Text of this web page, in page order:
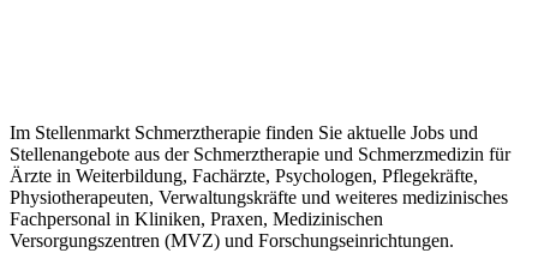
Im Stellenmarkt Schmerztherapie finden Sie aktuelle Jobs und
Stellenangebote aus der Schmerztherapie und Schmerzmedizin für
Ärzte in Weiterbildung, Fachärzte, Psychologen, Pflegekräfte,
Physiotherapeuten, Verwaltungskräfte und weiteres medizinisches
Fachpersonal in Kliniken, Praxen, Medizinischen
Versorgungszentren (MVZ) und Forschungseinrichtungen.